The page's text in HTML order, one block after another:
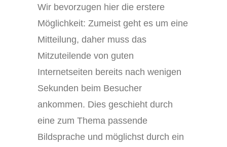
Wir bevorzugen hier die erstere
Möglichkeit: Zumeist geht es um eine
Mitteilung, daher muss das
Mitzuteilende von guten
Internetseiten bereits nach wenigen
Sekunden beim Besucher
ankommen. Dies geschieht durch
eine zum Thema passende
Bildsprache und möglichst durch ein